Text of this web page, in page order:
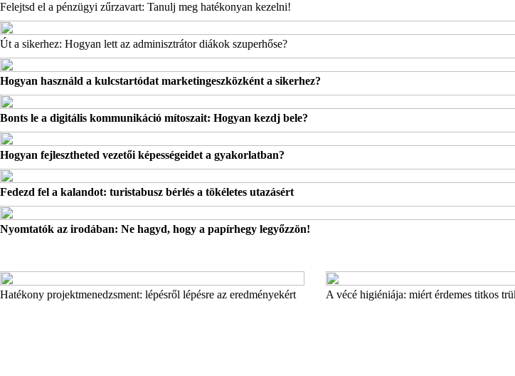
Felejtsd el a pénzügyi zűrzavart: Tanulj meg hatékonyan kezelni!
Út a sikerhez: Hogyan lett az adminisztrátor diákok szuperhőse?
Hogyan használd a kulcstartódat marketingeszközként a sikerhez?
Bonts le a digitális kommunikáció mítoszait: Hogyan kezdj bele?
Hogyan fejlesztheted vezetői képességeidet a gyakorlatban?
Fedezd fel a kalandot: turistabusz bérlés a tökéletes utazásért
Nyomtatók az irodában: Ne hagyd, hogy a papírhegy legyőzzön!
Hatékony projektmenedzsment: lépésről lépésre az eredményekért A vécé higiéniája: miért érdemes titkos